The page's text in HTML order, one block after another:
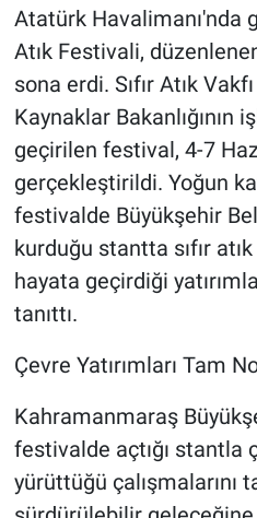
Atatürk Havalimanı'nda
Atık Festivali,
sona erdi. Sıfır Atık
Kaynaklar Bakanlığının
geçirilen festival, 4-7
gerçekleştirildi. Yoğun
festivalde Büyükşehir
kurduğu stantta sıfır
hayata geçirdiği
tanıttı.
Çevre Yatırımları Tam
Kahramanmaraş
festivalde açtığı stantla
yürüttüğü çalışmalarını